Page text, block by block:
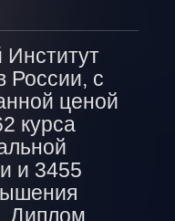
России, с
ценой
курса
и 3455
Диплом